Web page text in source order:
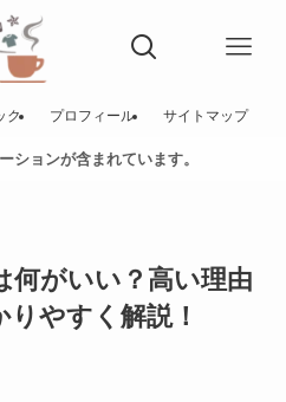
ク プロフィール サイトマップ
ションが含まれています。
何がいい？高い理由
やすく解説！